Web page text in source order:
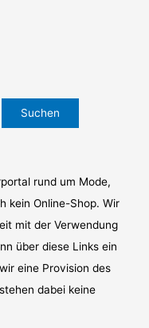
Suchen
rund um Mode,
kein Online-Shop. Wir
mit der Verwendung
über diese Links ein
eine Provision des
dabei keine